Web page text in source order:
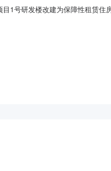
目1号研发楼改建为保障性租赁
一、项目名称及采购内容项目
），具体详见用户需求